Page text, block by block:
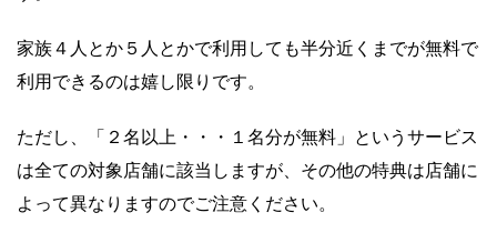
家族４人とか５人とかで利用しても半分近くまでが無料で
利用できるのは嬉し限りです。
ただし、「２名以上・・・１名分が無料」というサービス
は全ての対象店舗に該当しますが、その他の特典は店舗に
よって異なりますのでご注意ください。